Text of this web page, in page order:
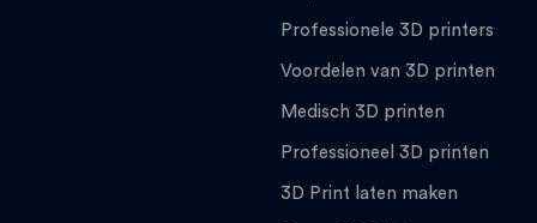
Professionele 3D printers
Voordelen van 3D printen
Medisch 3D printen
Professioneel 3D printen
3D Print laten maken